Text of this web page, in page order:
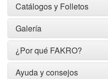
Catálogos y Folletos
Galería
¿Por qué FAKRO?
Ayuda y consejos